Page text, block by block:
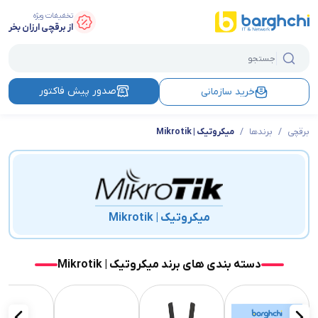
تخفیفات ویژه
از برقچی ارزان بخر
خرید سازمانی صدور پیش فاکتور
برقچی / برندها / میکروتیک | Mikrotik
میکروتیک | Mikrotik
دسته بندی های برند میکروتیک | Mikrotik